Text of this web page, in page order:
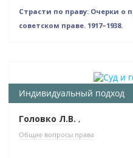
Страсти по праву: Очерки о
советском праве. 1917–1938.
Индивидуальный подход
Головко Л.В. ,
Общие вопросы права